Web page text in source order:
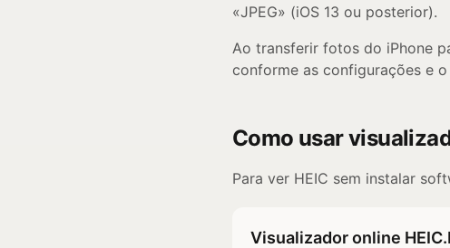
«JPEG» (iOS 13 ou posterior).
Ao transferir fotos do iPhone
conforme as configurações e
Como usar
Para ver HEIC sem instalar
Visualizador online